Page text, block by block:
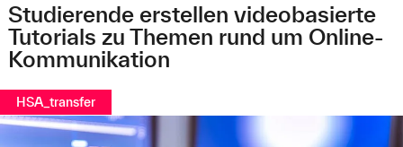
Studierende erstellen videobasierte
Tutorials zu Themen rund um Online-
Kommunikation
HSA_transfer